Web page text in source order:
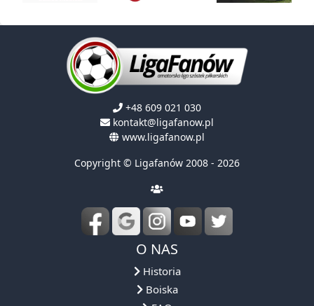
+48 609 021 030
kontakt@ligafanow.pl
www.ligafanow.pl
Copyright © Ligafanów 2008 - 2026
O NAS
Historia
Boiska